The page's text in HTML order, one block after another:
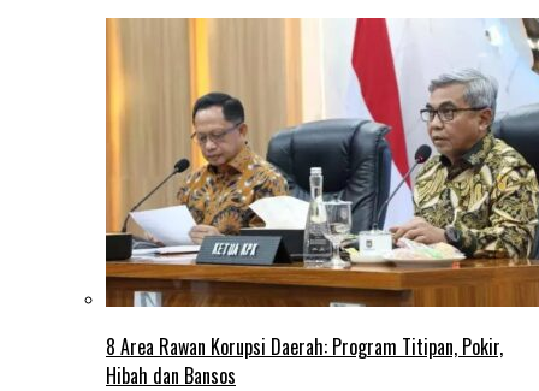
8 Area Rawan Korupsi Daerah: Program Titipan, Pokir,
Hibah dan Bansos